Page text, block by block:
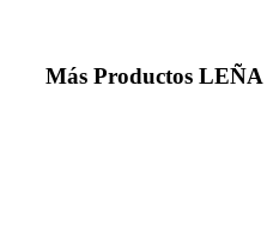
Más Productos LEÑA